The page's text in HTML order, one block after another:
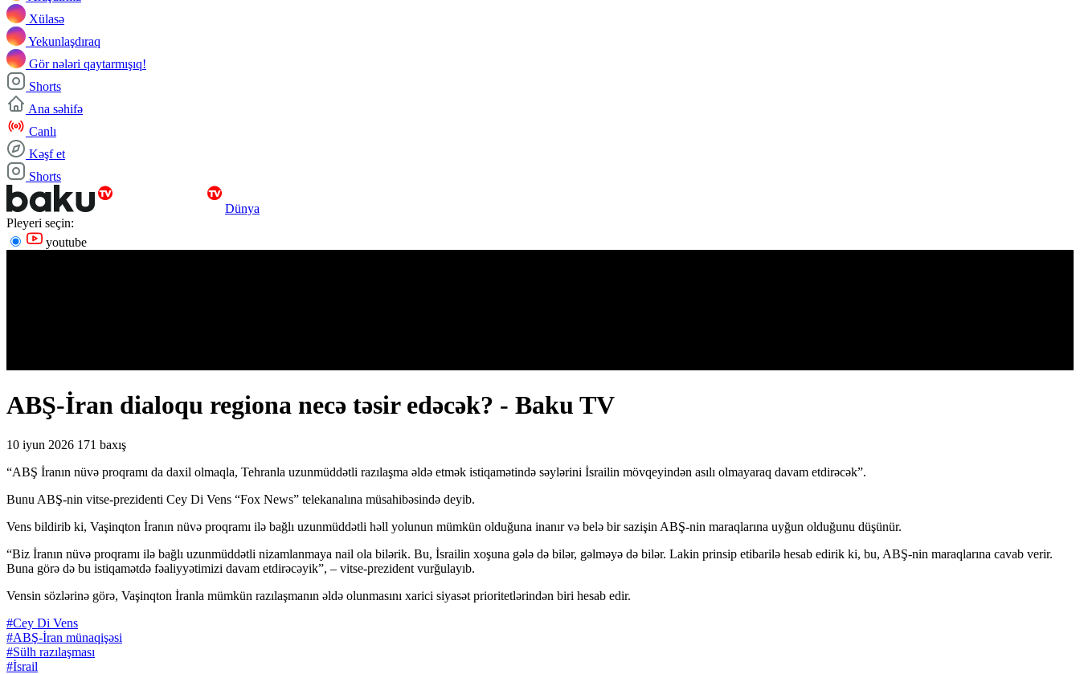
Xülasə
Yekunlaşdıraq
Gör nələri qaytarmışıq!
Shorts
Ana səhifə
Canlı
Kəşf et
Shorts
Dünya
Pleyeri seçin:
youtube
ABŞ-İran dialoqu regiona necə təsir edəcək? - Baku TV
10 iyun 2026 171 baxış
“ABŞ İranın nüvə proqramı da daxil olmaqla, Tehranla uzunmüddətli razılaşma əldə etmək istiqamətində səylərini İsrailin mövqeyindən asılı olmayaraq davam etdirəcək”.
Bunu ABŞ-nin vitse-prezidenti Cey Di Vens “Fox News” telekanalına müsahibəsində deyib.
Vens bildirib ki, Vaşinqton İranın nüvə proqramı ilə bağlı uzunmüddətli həll yolunun mümkün olduğuna inanır və belə bir sazişin ABŞ-nin maraqlarına uyğun olduğunu düşünür.
“Biz İranın nüvə proqramı ilə bağlı uzunmüddətli nizamlanmaya nail ola bilərik. Bu, İsrailin xoşuna gələ də bilər, gəlməyə də bilər. Lakin prinsip etibarilə hesab edirik ki, bu, ABŞ-nin maraqlarına cavab verir.
Buna görə də bu istiqamətdə fəaliyyətimizi davam etdirəcəyik”, – vitse-prezident vurğulayıb.
Vensin sözlərinə görə, Vaşinqton İranla mümkün razılaşmanın əldə olunmasını xarici siyasət prioritetlərindən biri hesab edir.
#Cey Di Vens
#ABŞ-İran münaqişəsi
#Sülh razılaşması
#İsrail